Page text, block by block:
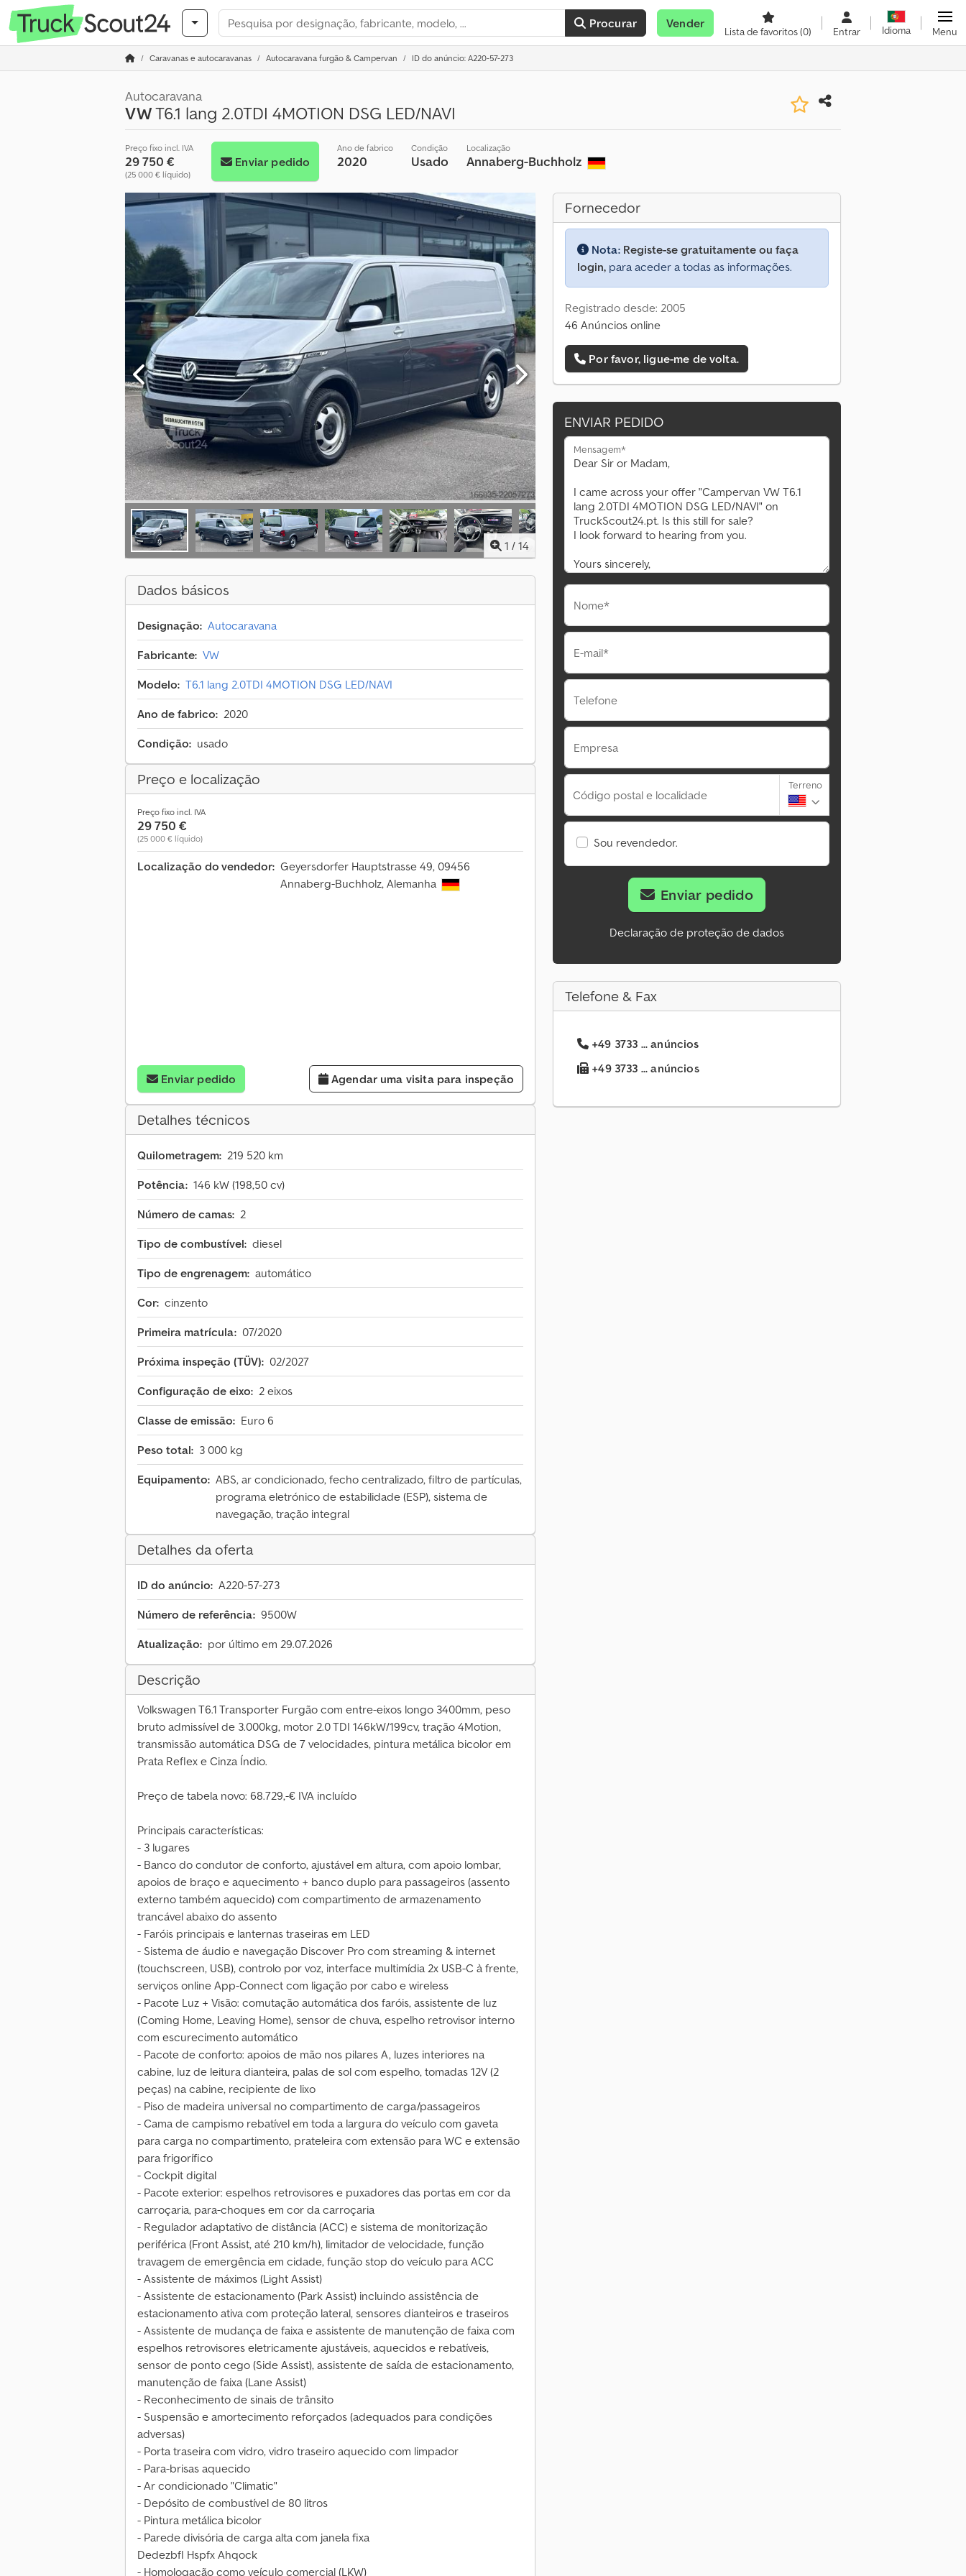
Procurar Vender
Lista de favoritos(0) Entrar Idioma Menu
Caravanas e autocaravanas Autocaravana furgão & Campervan ID do anúncio: A220-57-273
Autocaravana
VWT6.1 lang 2.0TDI 4MOTION DSG LED/NAVI
Preço fixo incl. IVA
29 750 €
(25 000 € líquido)
Enviar pedido
Ano de fabrico
2020
Condição
Usado
Localização
Annaberg-Buchholz
1 / 14
Dados básicos
Designação: Autocaravana
Fabricante: VW
Modelo: T6.1 lang 2.0TDI 4MOTION DSG LED/NAVI
Ano de fabrico: 2020
Condição: usado
Preço e localização
Preço fixo incl. IVA
29 750 €
(25 000 € líquido)
Localização do vendedor: Geyersdorfer Hauptstrasse 49, 09456
Annaberg-Buchholz, Alemanha
Enviar pedido Agendar uma visita para inspeção
Detalhes técnicos
Quilometragem: 219 520 km
Potência: 146 kW (198,50 cv)
Número de camas: 2
Tipo de combustível: diesel
Tipo de engrenagem: automático
Cor: cinzento
Primeira matrícula: 07/2020
Próxima inspeção (TÜV): 02/2027
Configuração de eixo: 2 eixos
Classe de emissão: Euro 6
Peso total: 3 000 kg
Equipamento: ABS, ar condicionado, fecho centralizado, filtro de partículas,
programa eletrónico de estabilidade (ESP), sistema de
navegação, tração integral
Detalhes da oferta
ID do anúncio: A220-57-273
Número de referência: 9500W
Atualização: por último em 29.07.2026
Descrição
Volkswagen T6.1 Transporter Furgão com entre-eixos longo 3400mm, peso
bruto admissível de 3.000kg, motor 2.0 TDI 146kW/199cv, tração 4Motion,
transmissão automática DSG de 7 velocidades, pintura metálica bicolor em
Prata Reflex e Cinza Índio.
Preço de tabela novo: 68.729,-€ IVA incluído
Principais características:
- 3 lugares
- Banco do condutor de conforto, ajustável em altura, com apoio lombar,
apoios de braço e aquecimento + banco duplo para passageiros (assento
externo também aquecido) com compartimento de armazenamento
trancável abaixo do assento
- Faróis principais e lanternas traseiras em LED
- Sistema de áudio e navegação Discover Pro com streaming & internet
(touchscreen, USB), controlo por voz, interface multimídia 2x USB-C à frente,
serviços online App-Connect com ligação por cabo e wireless
- Pacote Luz + Visão: comutação automática dos faróis, assistente de luz
(Coming Home, Leaving Home), sensor de chuva, espelho retrovisor interno
com escurecimento automático
- Pacote de conforto: apoios de mão nos pilares A, luzes interiores na
cabine, luz de leitura dianteira, palas de sol com espelho, tomadas 12V (2
peças) na cabine, recipiente de lixo
- Piso de madeira universal no compartimento de carga/passageiros
- Cama de campismo rebatível em toda a largura do veículo com gaveta
para carga no compartimento, prateleira com extensão para WC e extensão
para frigorífico
- Cockpit digital
- Pacote exterior: espelhos retrovisores e puxadores das portas em cor da
carroçaria, para-choques em cor da carroçaria
- Regulador adaptativo de distância (ACC) e sistema de monitorização
periférica (Front Assist, até 210 km/h), limitador de velocidade, função
travagem de emergência em cidade, função stop do veículo para ACC
- Assistente de máximos (Light Assist)
- Assistente de estacionamento (Park Assist) incluindo assistência de
estacionamento ativa com proteção lateral, sensores dianteiros e traseiros
- Assistente de mudança de faixa e assistente de manutenção de faixa com
espelhos retrovisores eletricamente ajustáveis, aquecidos e rebatíveis,
sensor de ponto cego (Side Assist), assistente de saída de estacionamento,
manutenção de faixa (Lane Assist)
- Reconhecimento de sinais de trânsito
- Suspensão e amortecimento reforçados (adequados para condições
adversas)
- Porta traseira com vidro, vidro traseiro aquecido com limpador
- Para-brisas aquecido
- Ar condicionado "Climatic"
- Depósito de combustível de 80 litros
- Pintura metálica bicolor
- Parede divisória de carga alta com janela fixa
Dedezbfl Hspfx Ahqock
- Homologação como veículo comercial (LKW)
Fornecedor
Nota: Registe-se gratuitamente ou faça
login, para aceder a todas as informações.
Registrado desde: 2005
46 Anúncios online
Por favor, ligue-me de volta.
ENVIAR PEDIDO
Mensagem*
Nome*
E-mail*
Telefone
Empresa
Código postal e localidade
Terreno
Sou revendedor.
Enviar pedido
Declaração de proteção de dados
Telefone & Fax
+49 3733 ... anúncios
+49 3733 ... anúncios